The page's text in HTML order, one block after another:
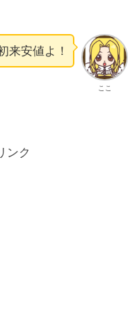
ここ
来安値よ！
ンク